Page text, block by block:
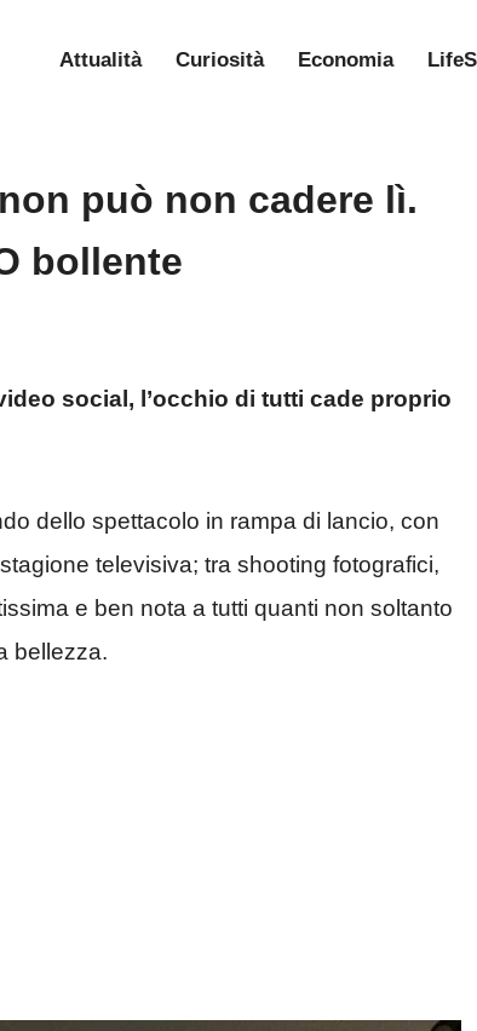
Attualità Curiosità Economia
può non cadere lì.
bollente
social, l’occhio di tutti cade proprio
dello spettacolo in rampa di lancio, con
televisiva; tra shooting fotografici,
e ben nota a tutti quanti non soltanto
bellezza.